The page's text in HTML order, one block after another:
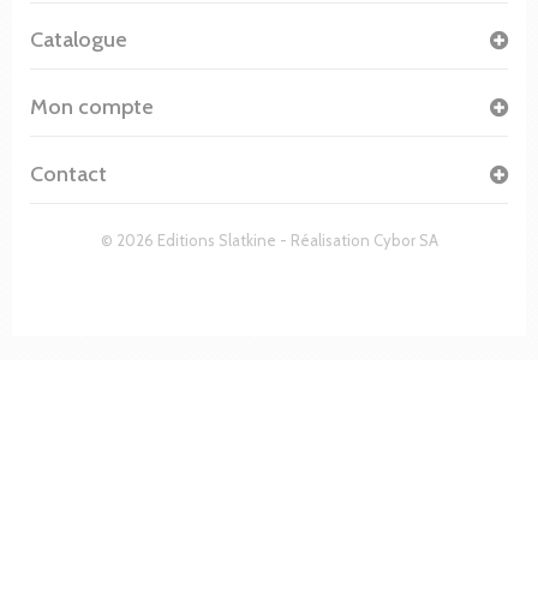
© 2026 Editions Slatkine - Réalisation Cybor SA
Catalogue
Mon compte
Contact